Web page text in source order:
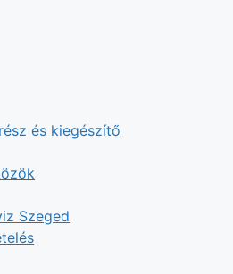
és kiegészítő
Szeged